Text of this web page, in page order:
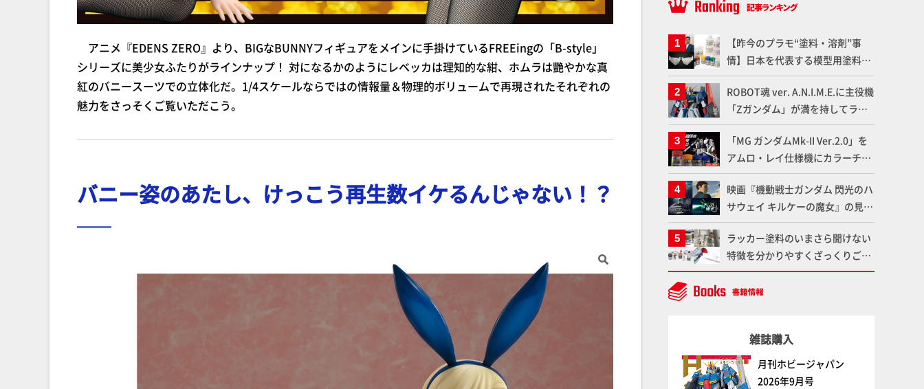
アニメ『EDENS ZERO』より、BIGなBUNNYフィギュアをメインに手掛けているFREEingの「B-style」
シリーズに美少女ふたりがラインナップ！ 対になるかのようにレベッカは理知的な紺、ホムラは艷やかな真
紅のバニースーツでの立体化だ。1/4スケールならではの情報量＆物理的ボリュームで再現されたそれぞれの
魅力をさっそくご覧いただこう。
バニー姿のあたし、けっこう再生数イケるんじゃない！？
【昨今のプラモ“塗料・溶剤”事
情】日本を代表する模型用塗料
「Mr.カラー」やツールメーカー
である「GSIクレオス」が語るラ
ッカー塗料の未来とは？
ROBOT魂 ver. A.N.I.M.E.に主役機
「Zガンダム」が満を持してライ
ンナップ！ウェイブライダーへの
変形、劇中どおりのプロポーショ
ンを再現【機動戦士Zガンダム】
「MG ガンダムMk-II Ver.2.0」を
アムロ・レイ仕様機にカラーチェ
ンジ!! ラッカー塗料の定番技法を
押さえるだけでハイクオリティの
作例に!!【試し読み】
映画『機動戦士ガンダム 閃光のハ
サウェイ キルケーの魔女』の見放
題配信が8月31日（月）よりスタ
ート！Prime Videoで国内独占配
信
ラッカー塗料のいまさら聞けない
特徴を分かりやすくざっくりご紹
介！ 水性塗料との差を確認しよ
う！
雑誌購入
月刊ホビージャパン
2026年9月号